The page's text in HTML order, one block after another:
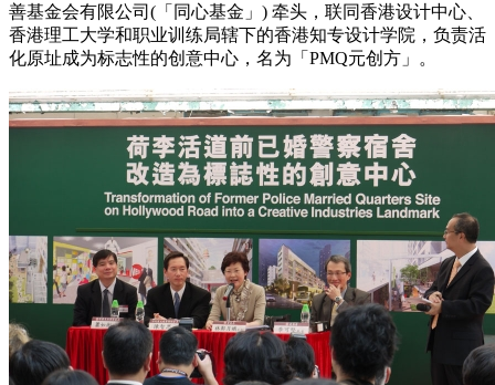
善基金会有限公司(「同心基金」) 牵头，联同香港设计中心、
香港理工大学和职业训练局辖下的香港知专设计学院，负责活
化原址成为标志性的创意中心，名为「PMQ元创方」。